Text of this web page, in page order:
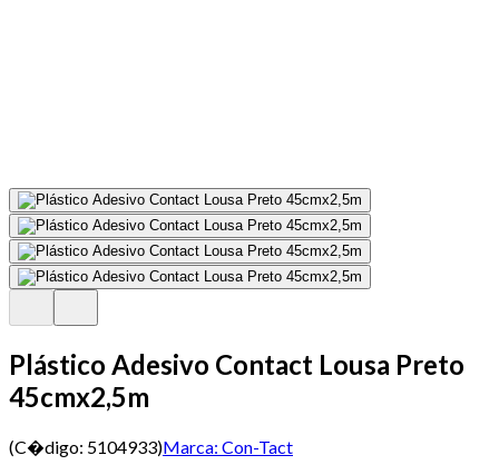
Plástico Adesivo Contact Lousa Preto
45cmx2,5m
(C�digo: 5104933)Marca: Con-Tact